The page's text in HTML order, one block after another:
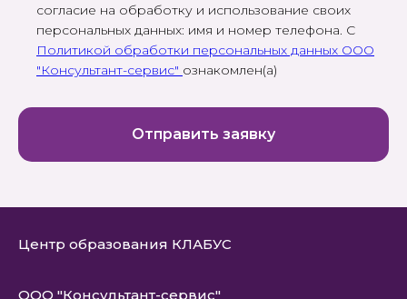
согласие на обработку и использование своих
персональных данных: имя и номер телефона. С
Политикой обработки персональных данных ООО
"Консультант-сервис" ознакомлен(а)
Отправить заявку
Центр образования КЛАБУС
ООО "Консультант-сервис"